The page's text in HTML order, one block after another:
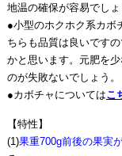
地温の確保が容易でしょ
●小型のホクホク系カボ
ちらも品質は良いです
かと思います。元肥を
のが失敗ないでしょう。
●カボチャについてはこ
【特性】
(1)果重700g前後の果実